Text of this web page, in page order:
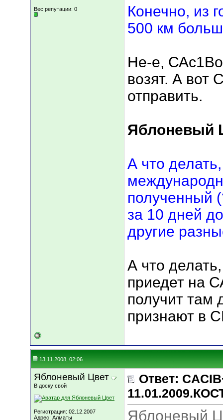
Вес репутации: 0
Конечно, из
500 км
Не-е,
возят. А вот
отправить.
Яблоневый
А что
полученный
за 10 дней
другие
А что
приедет на
получит там
признают в
13.11.2008, 02:06
Яблоневый Цвет
В доску свой
Регистрация: 02.12.2007
Адрес: Алматы
Ответ:
Яблоневый